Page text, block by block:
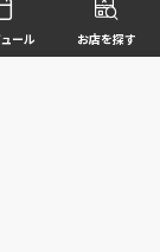
ール お店を探す